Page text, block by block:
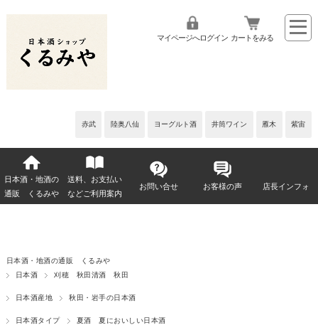
赤武 陸奥八仙 ヨーグルト酒 井筒ワイン 雁木 紫宙
マイページへログイン カートをみる
日本酒・地酒の
通販 くるみや
送料、お支払い
などご利用案内
お問い合せ お客様の声 店長インフォ
日本酒・地酒の通販 くるみや
日本酒
刈穂 秋田清酒 秋田
日本酒産地 秋田・岩手の日本酒
日本酒タイプ 夏酒 夏においしい日本酒